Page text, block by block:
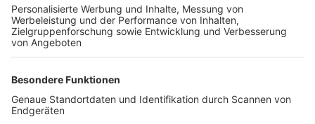
TOP-PARTNER